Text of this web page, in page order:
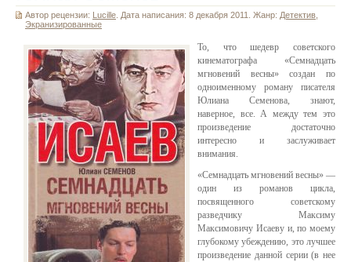
Автор рецензии: Lucille . Дата написания: 8 декабря 2011. Жанр: Детектив
Экранизированные
То, что шедевр советского
кинематографа «Семнадцать
мгновений весны» создан по
одноименному роману писателя
Юлиана Семенова, знают,
наверное, все. А между тем это
произведение достаточно
интересно и заслуживает
внимания.
«Семнадцать мгновений весны» —
один из романов цикла,
посвященного советскому
разведчику Максиму
Максимовичу Исаеву и, по моему
глубокому убеждению, это лучшее
произведение данной серии (в нее